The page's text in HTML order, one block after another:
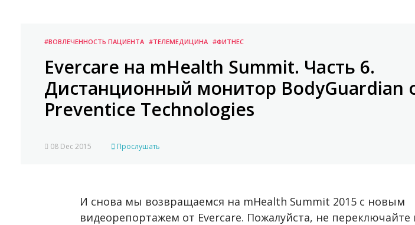
#ВОВЛЕЧЕННОСТЬ ПАЦИЕНТА #ТЕЛЕМЕДИЦИНА #ФИТНЕС
Evercare на mHealth Summit. Часть 6.
Дистанционный монитор BodyGuardian
Preventice Technologies
08 Dec 2015 Прослушать
И снова мы возвращаемся на mHealth Summit 2015 с новым
видеорепортажем от Evercare. Пожалуйста, не переключайте